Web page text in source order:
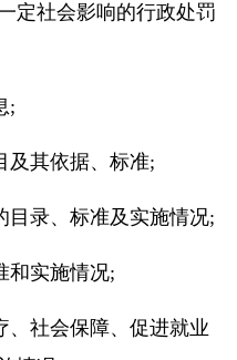
定社会影响的行政处罚
;
及其依据、标准;
目录、标准及实施情况;
和实施情况;
、社会保障、促进就业